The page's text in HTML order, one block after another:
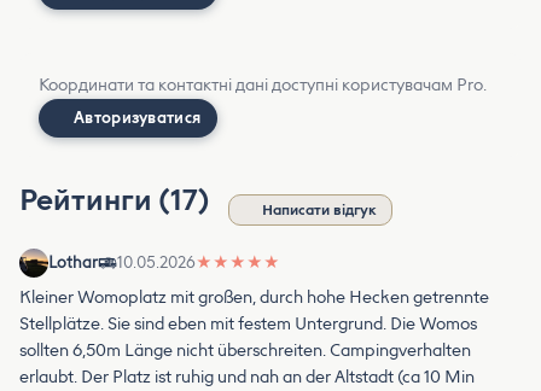
Координати та контактні дані доступні користувачам Pro.
Авторизуватися
Рейтинги (17) Написати відгук
Lothar 10.05.2026★ ★ ★ ★ ★
Kleiner Womoplatz mit großen, durch hohe Hecken getrennte
Stellplätze. Sie sind eben mit festem Untergrund. Die Womos
sollten 6,50m Länge nicht überschreiten. Campingverhalten
erlaubt. Der Platz ist ruhig und nah an der Altstadt (ca 10 Min